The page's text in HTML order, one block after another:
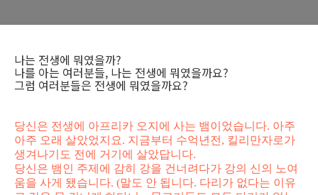
나는 전생에 뭐였을까?
나를 아는 여러분들, 나는 전생에 뭐였을까요?
그럼 여러분들은 전생에 뭐였을까요?
당신은 전생에 아프리카 오지에 사는 뱀이었습니다. 아주
아주 오래 살았었지요. 지금부터 수억년전, 킬리만자로가
생겨나기도 전에 거기에 살았답니다.
당신은 뱀인 주제에 감히 강을 건너려다가 강의 신의 노여
움을 사게 됐습니다. (말도 안 됩니다. 다리가 없다는 이유